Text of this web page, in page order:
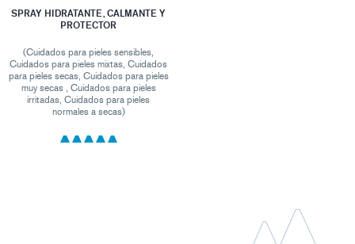
SPRAY HIDRATANTE, CALMANTE Y
PROTECTOR
(Cuidados para pieles sensibles,
Cuidados para pieles mixtas, Cuidados
para pieles secas, Cuidados para pieles
muy secas , Cuidados para pieles
irritadas, Cuidados para pieles
normales a secas)